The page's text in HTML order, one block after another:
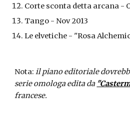
Corte sconta detta arcana -
Tango - Nov 2013
Le elvetiche - "Rosa
Nota: il piano editoriale
serie omologa edita da
francese.